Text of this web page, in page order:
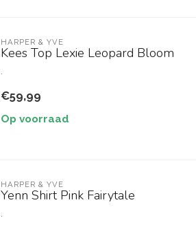
HARPER & YVE
Kees Top Lexie Leopard Bloom
€59,99
Op voorraad
HARPER & YVE
Yenn Shirt Pink Fairytale